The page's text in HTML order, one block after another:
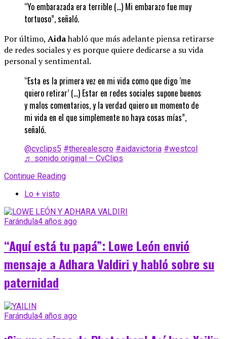
“Yo embarazada era terrible (…) Mi embarazo fue muy
tortuoso”, señaló.
Por último, Aidahabló que más adelante piensa retirarse
de redes sociales y es porque quiere dedicarse a su vida
personal y sentimental.
“Esta es la primera vez en mi vida como que digo ‘me
quiero retirar’ (…) Estar en redes sociales supone buenos
y malos comentarios, y la verdad quiero un momento de
mi vida en el que simplemente no haya cosas mías”,
señaló.
@cvclips5 #therealescro #aidavictoria #westcol
♬ sonido original – CvClips
Continue Reading
Lo + visto
Farándula4 años ago
“Aquí está tu papá”: Lowe León envió
mensaje a Adhara Valdiri y habló sobre su
paternidad
Farándula4 años ago